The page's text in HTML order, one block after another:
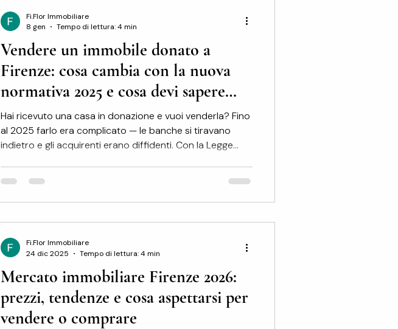
Vendere un immobile donato a
Firenze: cosa cambia con la nuova
normativa 2025 e cosa devi sapere
prima di procedere
Hai ricevuto una casa in donazione e vuoi venderla? Fino
al 2025 farlo era complicato — le banche si tiravano
indietro e gli acquirenti erano diffidenti. Con la Legge
mercato. Una precisazione importante Fi.Flor Immobiliare
Fi.Flor Immobiliare
8 gen
Tempo di lettura: 4 min
Mercato immobiliare Firenze 2026:
prezzi, tendenze e cosa aspettarsi per
vendere o comprare
Fi.Flor Immobiliare
24 dic 2025
Tempo di lettura: 4 min